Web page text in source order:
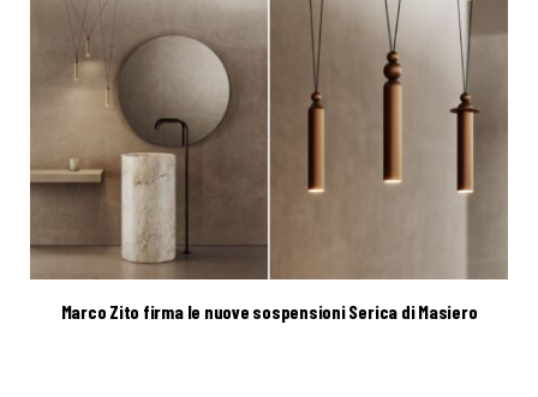
Marco Zito firma le nuove sospensioni Serica di Masiero